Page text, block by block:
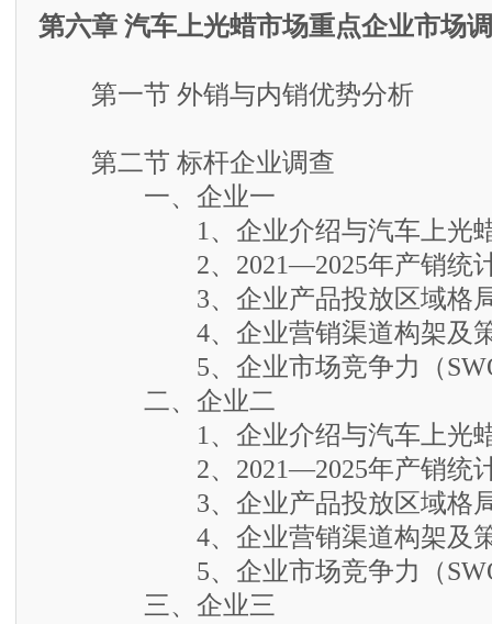
第六章 汽车上光蜡市场重点企业市场
第一节 外销与内销优势分析
第二节 标杆企业调查
一、企业一
1、企业介绍与汽车上光蜡
2、2021—2025年产销统计
3、企业产品投放区域格
4、企业营销渠道构架及
5、企业市场竞争力（
二、企业二
1、企业介绍与汽车上光蜡
2、2021—2025年产销统计
3、企业产品投放区域格
4、企业营销渠道构架及
5、企业市场竞争力（
三、企业三